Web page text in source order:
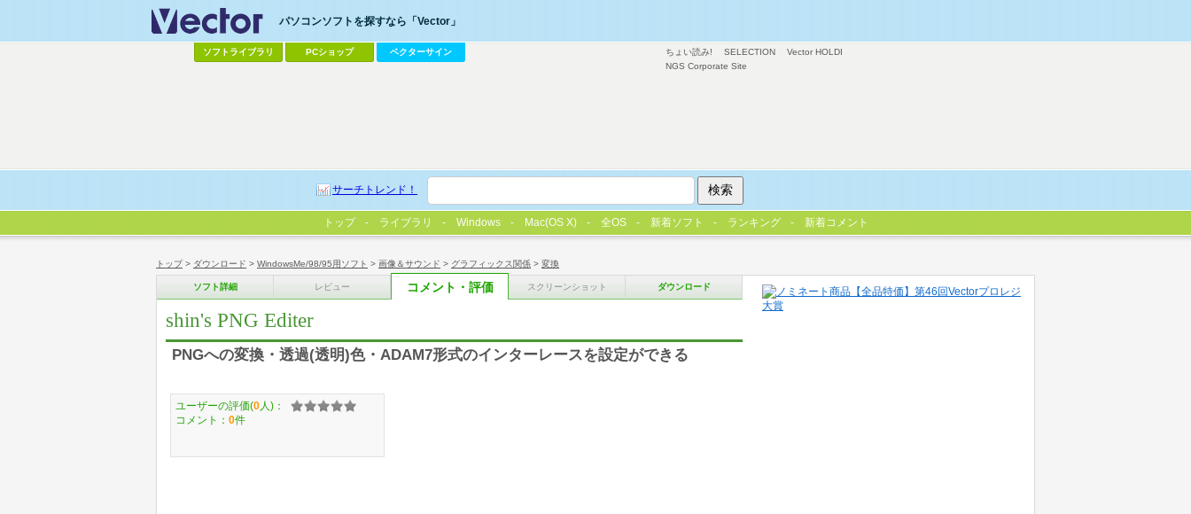
トップ> ダウンロード > WindowsMe/98/95用ソフト > 画像＆サウンド > グラフィックス関係 > 変換
ソフト詳細 レビュー コメント・評価 スクリーンショット ダウンロード
shin's PNG Editer
PNGへの変換・透過(透明)色・ADAM7形式のインターレースを設定ができる
ユーザーの評価(0 人)：
コメント： 0件
ちょい読み! SELECTION
Vector HOLDI
NGS Corporate Site
パソコンソフトを探すなら「Vector」
ソフトライブラリ PCショップ ベクターサイン
サーチトレンド！
トップ ライブラリ Windows Mac(OS X) 全OS 新着ソフト ランキング 新着コメント